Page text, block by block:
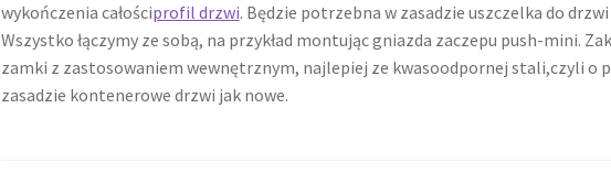
wykończenia całościprofil drzwi. Będzie potrzebna w zasadzie uszczelka do
Wszystko łączymy ze sobą, na przykład montując gniazda zaczepu push-mini.
zamki z zastosowaniem wewnętrznym, najlepiej ze kwasoodpornej stali,czyli o
zasadzie kontenerowe drzwi jak nowe.